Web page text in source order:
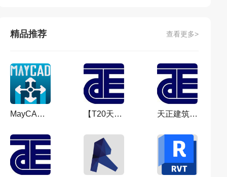
精品推荐 查看更多>
MayCAD 3.0（铝型材设计软件）汉化破解版 【T20天正软件全套】天正CAD V10.0官方正式版 天正建筑2018正式版【天正建筑2018】免费试用版